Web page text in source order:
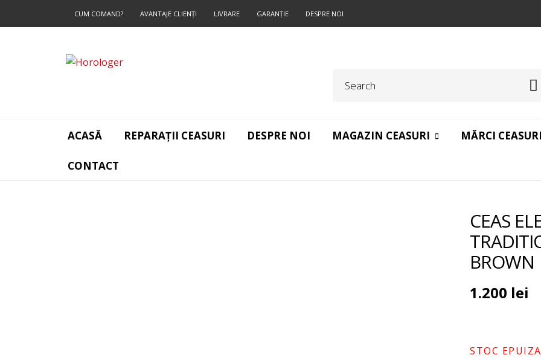
CUM COMAND? AVANTAJE CLIENŢI LIVRARE GARANŢIE DESPRE NOI
ACASĂ REPARAȚII CEASURI DESPRE NOI MAGAZIN CEASURI MĂRCI
CONTACT
CEAS
BROWN
1.200 lei
STOC